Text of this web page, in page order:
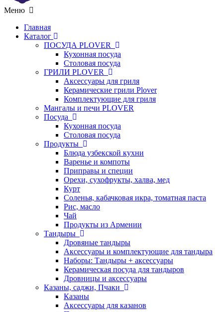
Меню
Главная
Каталог
ПОСУДА PLOVER
Кухонная посуда
Столовая посуда
ГРИЛИ PLOVER
Аксессуары для гриля
Керамические грили Plover
Комплектующие для гриля
Мангалы и печи PLOVER
Посуда
Кухонная посуда
Столовая посуда
Продукты
Блюда узбекской кухни
Варенье и компоты
Приправы и специи
Орехи, сухофрукты, халва, мед
Курт
Соленья, кабачковая икра, томатная паста
Рис, масло
Чай
Продукты из Армении
Тандыры
Дровяные тандыры
Аксессуары и комплектующие для тандыра
Наборы: Тандыры + аксессуары
Керамическая посуда для тандыров
Дровницы и аксессуары
Казаны, саджи, Пчаки
Казаны
Аксессуары для казанов